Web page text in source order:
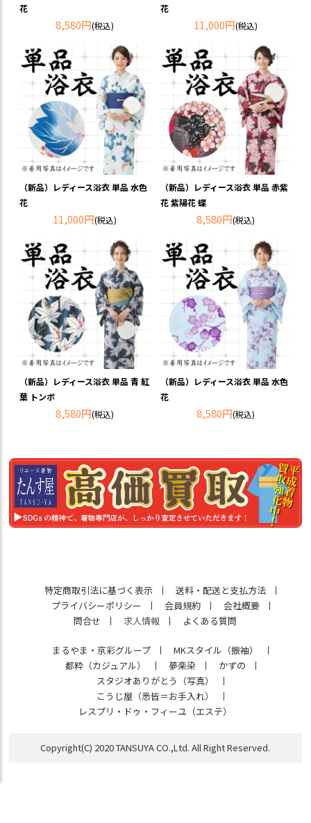
花
8,580円(税込)
花
11,000円(税込)
（新品）レディース浴衣 単品 水色
花
11,000円(税込)
（新品）レディース浴衣 単品 赤紫
花 紫陽花 蝶
8,580円(税込)
（新品）レディース浴衣 単品 青 紅
葉 トンボ
8,580円(税込)
（新品）レディース浴衣 単品 水色
花
8,580円(税込)
特定商取引法に基づく表示
送料・配送と支払方法
プライバシーポリシー
会員規約
会社概要
問合せ
求人情報 よくある質問
まるやま・京彩グループ
MKスタイル（振袖）
都粋（カジュアル）
夢楽染
かずの
スタジオありがとう（写真）
こうじ屋（悉皆＝お手入れ）
レスプリ・ドゥ・フィーユ（エステ）
Copyright(C) 2020 TANSUYA CO.,Ltd. All Right Reserved.